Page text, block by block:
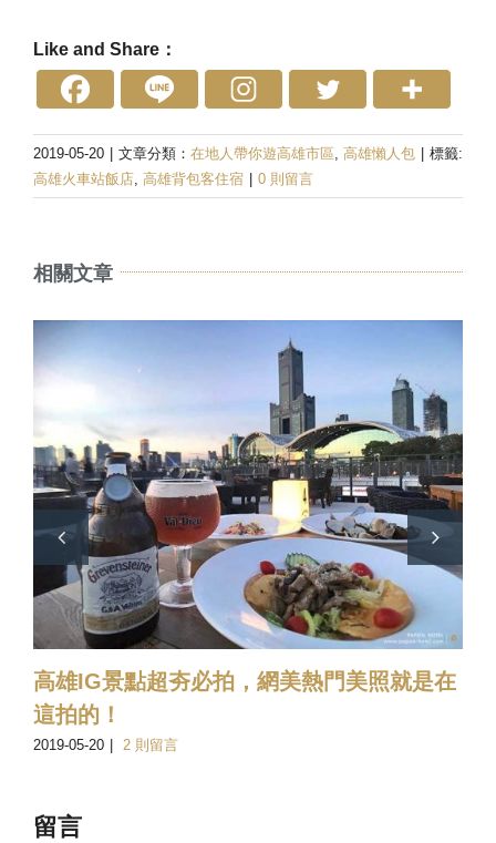
Like and Share：
2019-05-20 文章分類： 在地人帶你遊高雄市區, 高雄懶人包
標籤:
高雄火車站飯店, 高雄背包客住宿 0 則留言
相關文章
高雄IG景點超夯必拍，網美熱門美照就是在
這拍的！
2019-05-20 | 2 則留言
留言